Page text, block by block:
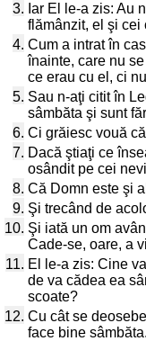
3. Iar El le-a zis: Au
flămânzit, el şi cei
4. Cum a intrat în
înainte, care nu
ce erau cu el, ci
5. Sau n-aţi citit în
sâmbăta şi sunt
6. Ci grăiesc vouă
7. Dacă ştiaţi ce
osândit pe cei
8. Că Domn este şi
9. Şi trecând de
10. Şi iată un om
Cade-se, oare, a
11. El le-a zis: Cine
de va cădea ea
scoate?
12. Cu cât se
face bine sâmbăta.